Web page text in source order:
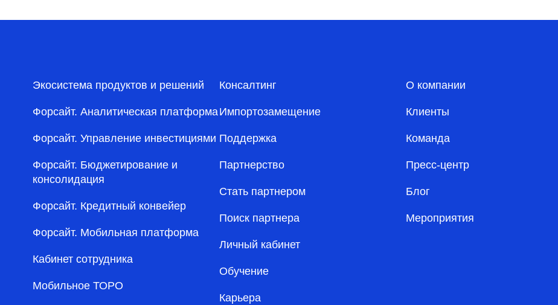
Экосистема продуктов и решений
Форсайт. Аналитическая платформа
Форсайт. Управление инвестициями
Форсайт. Бюджетирование и
консолидация
Форсайт. Кредитный конвейер
Форсайт. Мобильная платформа
Кабинет сотрудника
Мобильное ТОРО
Консалтинг
Импортозамещение
Поддержка
Партнерство
Стать партнером
Поиск партнера
Личный кабинет
Обучение
Карьера
О компании
Клиенты
Команда
Пресс-центр
Блог
Мероприятия